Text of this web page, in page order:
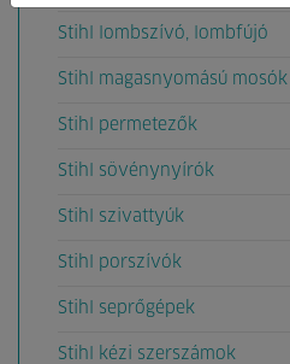
Stihl lombszívó, lombfújó
Stihl magasnyomású mosók
Stihl permetezők
Stihl sövénynyírók
Stihl szivattyúk
Stihl porszívók
Stihl seprőgépek
Stihl kézi szerszámok